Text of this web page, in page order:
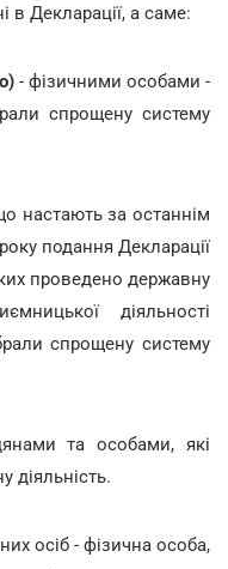
в Декларації, а саме:
- фізичними особами -
спрощену систему
настають за останнім
подання Декларації
проведено державну
діяльності
спрощену систему
та особами, які
діяльність.
осіб - фізична особа,